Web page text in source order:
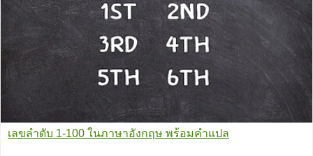
เลขลำดับ 1-100 ในภาษาอังกฤษ พร้อมคำแปล